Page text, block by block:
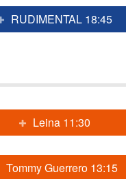
RUDIMENTAL 18:45
Leina 11:30
Tommy Guerrero 13:15